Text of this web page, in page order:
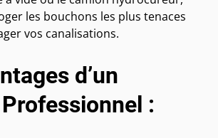
les bouchons les plus tenaces
vos canalisations.
d’un
: